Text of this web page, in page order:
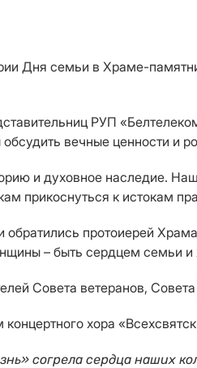
Дня семьи в Храме-
РУП
вечные ценности
и духовное наследие.
прикоснуться к истокам
протоиерей
– быть сердцем семьи
Совета ветеранов,
хора
согрела сердца наших